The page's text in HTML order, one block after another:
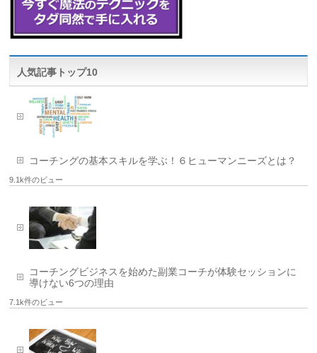
人気記事トップ10
コーチングの基本スキルを学ぶ！６ヒューマンニーズとは？
9.1k件のビュー
コーチングビジネスを始めた副業コーチが体験セッションに
導けない6つの理由
7.1k件のビュー